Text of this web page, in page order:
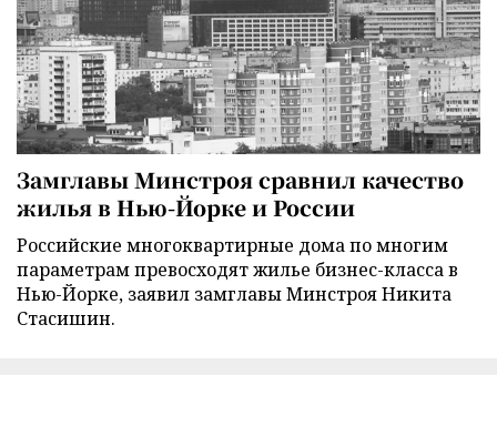
Замглавы Минстроя сравнил качество
жилья в Нью-Йорке и России
Российские многоквартирные дома по многим
параметрам превосходят жилье бизнес-класса в
Нью-Йорке, заявил замглавы Минстроя Никита
Стасишин.